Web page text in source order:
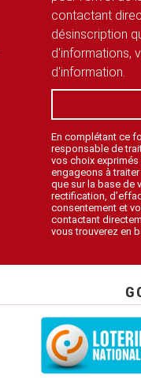
contactant
désinscription
d'informations,
d'information.
En complétant ce
responsable de
vos choix
engageons à
que sur la base de
rectification,
consentement et
contactant
vous trouverez en